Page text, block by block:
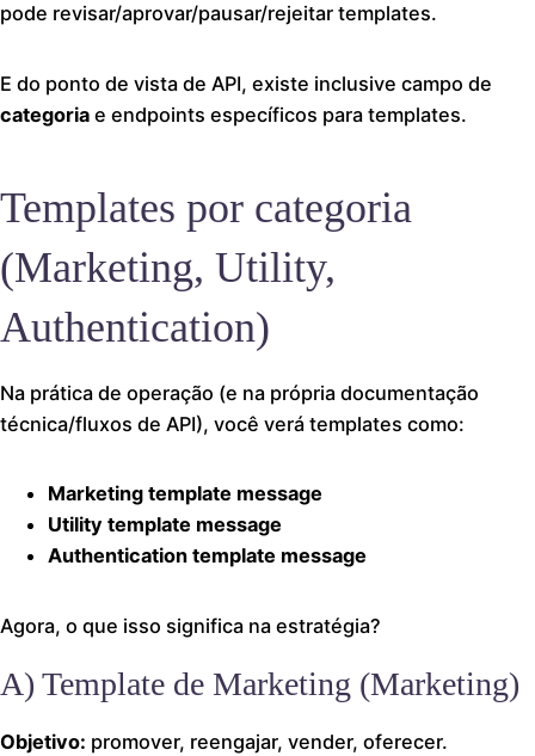
pode revisar/aprovar/pausar/rejeitar templates.
E do ponto de vista de API, existe inclusive campo de
categoria e endpoints específicos para templates.
Templates por categoria
(Marketing, Utility,
Authentication)
Na prática de operação (e na própria documentação
técnica/fluxos de API), você verá templates como:
Marketing template message
Utility template message
Authentication template message
Agora, o que isso significa na estratégia?
A) Template de Marketing (Marketing)
Objetivo: promover, reengajar, vender, oferecer.